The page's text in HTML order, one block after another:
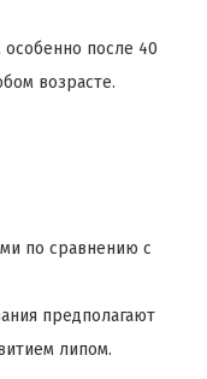
после 40
возрасте.
по сравнению с
предполагают
липом.